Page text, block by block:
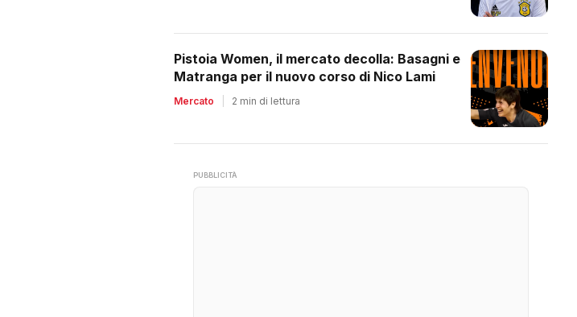
Pistoia Women, il mercato decolla: Basagni e
Matranga per il nuovo corso di Nico Lami
Mercato 2 min di lettura
PUBBLICITÀ